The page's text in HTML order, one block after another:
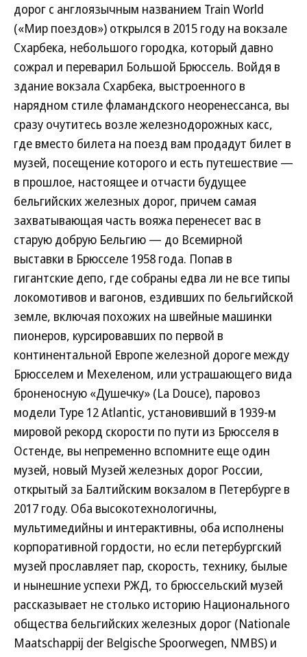
дорог с англоязычным названием Train World
(«Мир поездов») открылся в 2015 году на вокзале
Схарбека, небольшого городка, который давно
сожрал и переварил Большой Брюссель. Войдя в
здание вокзала Схарбека, выстроенного в
нарядном стиле фламандского неоренессанса, вы
сразу очутитесь возле железнодорожных касс,
где вместо билета на поезд вам продадут билет в
музей, посещение которого и есть путешествие —
в прошлое, настоящее и отчасти будущее
бельгийских железных дорог, причем самая
захватывающая часть вояжа перенесет вас в
старую добрую Бельгию — до Всемирной
выставки в Брюсселе 1958 года. Попав в
гигантские депо, где собраны едва ли не все типы
локомотивов и вагонов, ездивших по бельгийской
земле, включая похожих на швейные машинки
пионеров, курсировавших по первой в
континентальной Европе железной дороге между
Брюсселем и Мехеленом, или устрашающего вида
броненосную «Душечку» (La Douce), паровоз
модели Type 12 Atlantic, установивший в 1939-м
мировой рекорд скорости по пути из Брюсселя в
Остенде, вы непременно вспомните еще один
музей, новый Музей железных дорог России,
открытый за Балтийским вокзалом в Петербурге в
2017 году. Оба высокотехнологичны,
мультимедийны и интерактивны, оба исполнены
корпоративной гордости, но если петербургский
музей прославляет пар, скорость, технику, былые
и нынешние успехи РЖД, то брюссельский музей
рассказывает не столько историю Национального
общества бельгийских железных дорог (Nationale
Maatschappij der Belgische Spoorwegen, NMBS) и